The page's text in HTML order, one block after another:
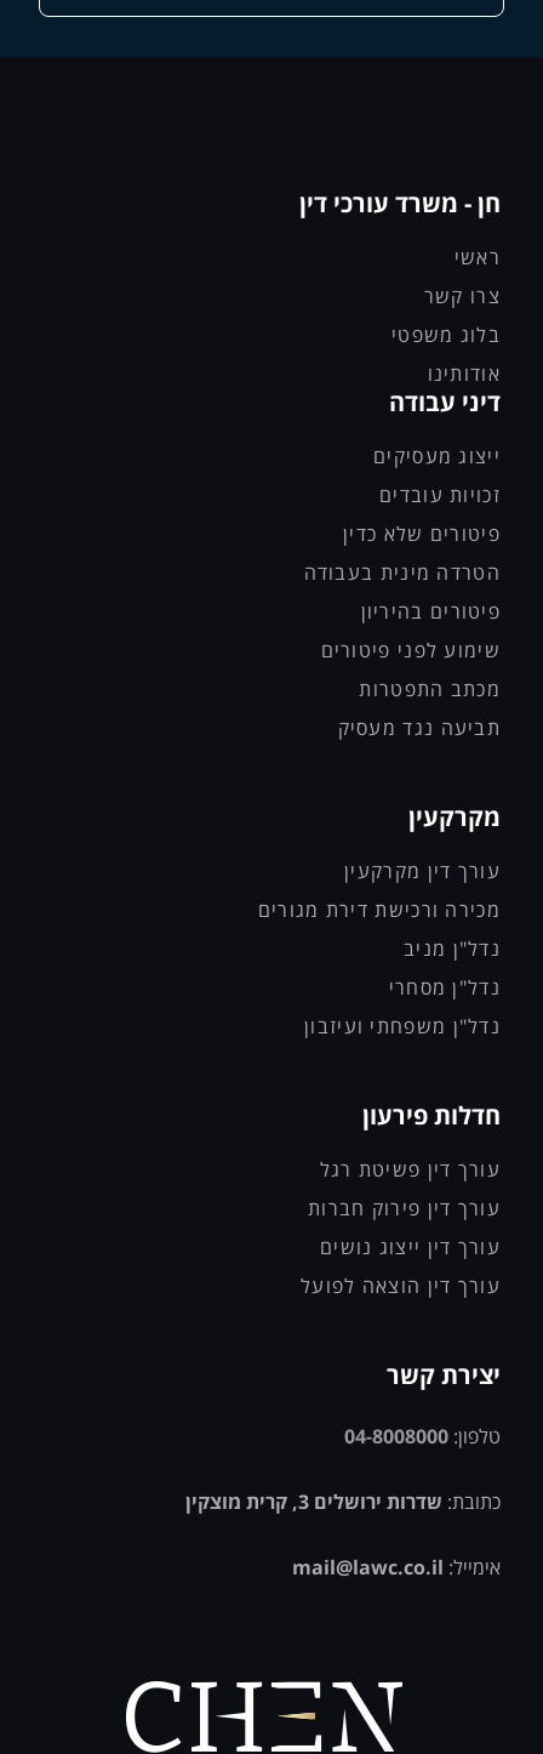
חן - משרד עורכי דין
ראשי
צרו קשר
בלוג משפטי
אודותינו
דיני עבודה
ייצוג מעסיקים
זכויות עובדים
פיטורים שלא כדין
הטרדה מינית בעבודה
פיטורים בהיריון
שימוע לפני פיטורים
מכתב התפטרות
תביעה נגד מעסיק
מקרקעין
עורך דין מקרקעין
מכירה ורכישת דירת מגורים
נדל"ן מניב
נדל"ן מסחרי
נדל"ן משפחתי ועיזבון
חדלות פירעון
עורך דין פשיטת רגל
עורך דין פירוק חברות
עורך דין ייצוג נושים
עורך דין הוצאה לפועל
יצירת קשר
טלפון: 04-8008000
כתובת: שדרות ירושלים 3, קרית מוצקין
אימייל: mail@lawc.co.il